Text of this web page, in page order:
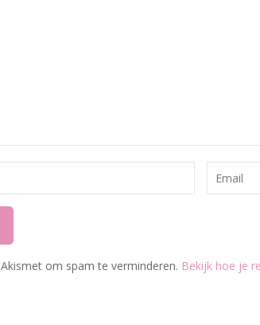
om spam te verminderen. Bekijk hoe je